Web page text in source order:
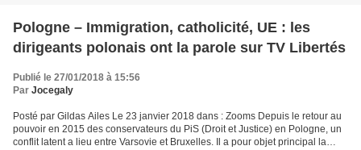
Pologne – Immigration, catholicité, UE : les
dirigeants polonais ont la parole sur TV Libertés
Publié le 27/01/2018 à 15:56
Par Jocegaly
Posté par Gildas Ailes Le 23 janvier 2018 dans : Zooms Depuis le retour au
pouvoir en 2015 des conservateurs du PiS (Droit et Justice) en Pologne, un
conflit latent a lieu entre Varsovie et Bruxelles. Il a pour objet principal la